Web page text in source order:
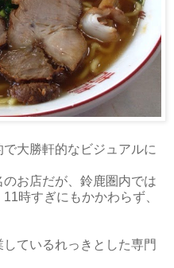
大勝軒的なビジュアルに
お店だが、鈴鹿圏内では
時すぎにもかかわらず、
ているれっきとした専門